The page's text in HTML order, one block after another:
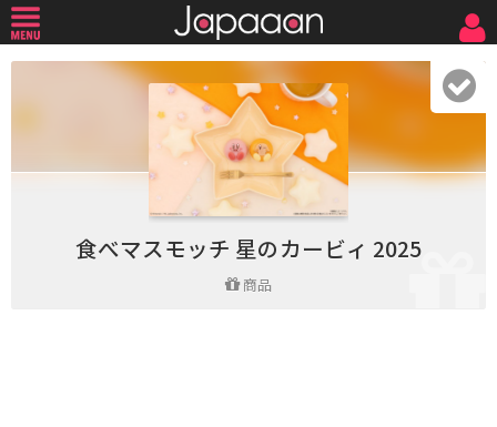
食べマスモッチ 星のカービィ 2025
商品